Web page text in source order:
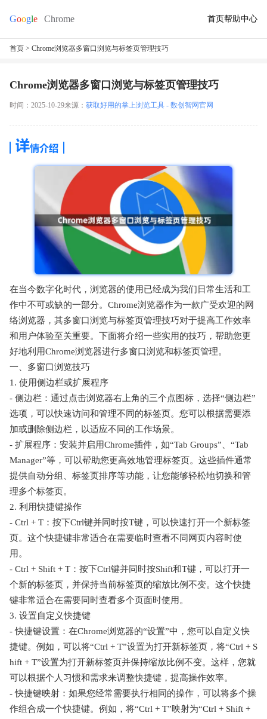
首页帮助中心
首页 > Chrome浏览器多窗口浏览与标签页管理技巧
Chrome浏览器多窗口浏览与标签页管理技巧
时间：2025-10-29来源： 获取好用的掌上浏览工具 - 数创智网官网
在当今数字化时代，浏览器的使用已经成为我们日常生活和工
作中不可或缺的一部分。Chrome浏览器作为一款广受欢迎的网
络浏览器，其多窗口浏览与标签页管理技巧对于提高工作效率
和用户体验至关重要。下面将介绍一些实用的技巧，帮助您更
好地利用Chrome浏览器进行多窗口浏览和标签页管理。
一、多窗口浏览技巧
1. 使用侧边栏或扩展程序
- 侧边栏：通过点击浏览器右上角的三个点图标，选择“侧边栏”
选项，可以快速访问和管理不同的标签页。您可以根据需要添
加或删除侧边栏，以适应不同的工作场景。
- 扩展程序：安装并启用Chrome插件，如“Tab Groups”、“Tab
Manager”等，可以帮助您更高效地管理标签页。这些插件通常
提供自动分组、标签页排序等功能，让您能够轻松地切换和管
理多个标签页。
2. 利用快捷键操作
- Ctrl + T：按下Ctrl键并同时按T键，可以快速打开一个新标签
页。这个快捷键非常适合在需要临时查看不同网页内容时使
用。
- Ctrl + Shift + T：按下Ctrl键并同时按Shift和T键，可以打开一
个新的标签页，并保持当前标签页的缩放比例不变。这个快捷
键非常适合在需要同时查看多个页面时使用。
3. 设置自定义快捷键
- 快捷键设置：在Chrome浏览器的“设置”中，您可以自定义快
捷键。例如，可以将“Ctrl + T”设置为打开新标签页，将“Ctrl + S
hift + T”设置为打开新标签页并保持缩放比例不变。这样，您就
可以根据个人习惯和需求来调整快捷键，提高操作效率。
- 快捷键映射：如果您经常需要执行相同的操作，可以将多个操
作组合成一个快捷键。例如，将“Ctrl + T”映射为“Ctrl + Shift +